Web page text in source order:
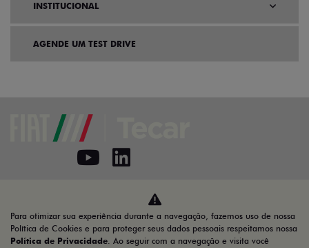
INSTITUCIONAL
AGENDE UM TEST DRIVE
Desacelere. Seu bem maior é a vida.
Para otimizar sua experiência durante a navegação, fazemos uso de nossa
Política de Cookies e para proteger seus dados pessoais respeitamos nossa
Política de Privacidade. Ao seguir com a navegação e visita você